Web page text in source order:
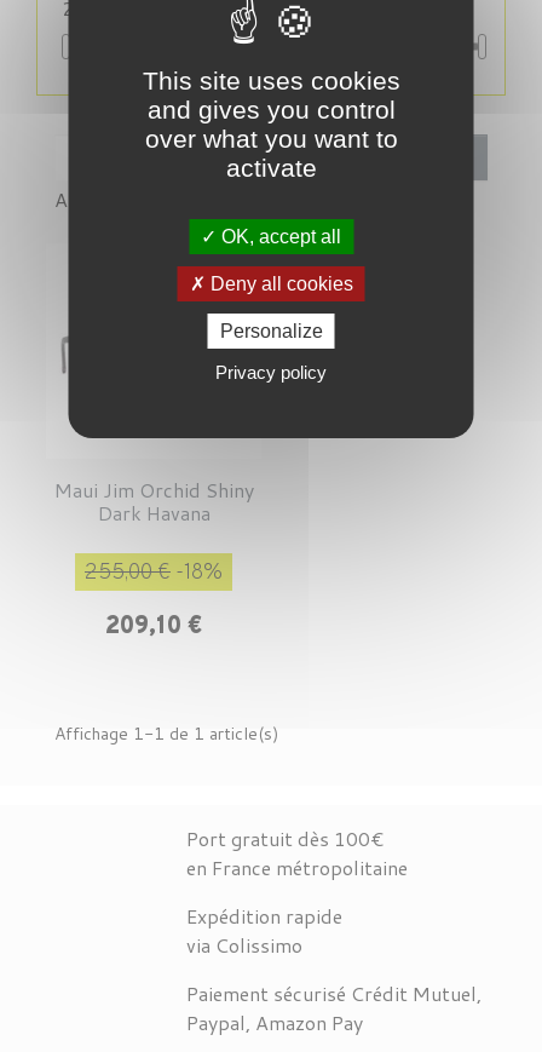
209,00 € - 255,00 €
Affichage 1-1 de 1 article(s)
Maui Jim Orchid Shiny
Dark Havana
Prix de base
255,00 € -18%
209,10 €
Affichage 1-1 de 1 article(s)
Port gratuit dès 100€
en France métropolitaine
Expédition rapide
via Colissimo
Paiement sécurisé Crédit Mutuel,
Paypal, Amazon Pay
This site uses cookies
and gives you control
over what you want to
activate
OK, accept all
Deny all cookies
Personalize
Privacy policy